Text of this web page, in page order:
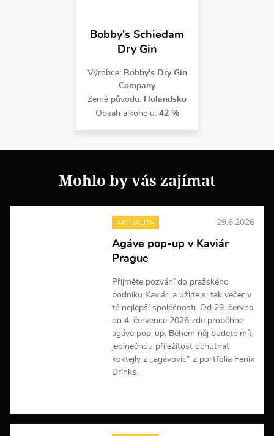
Bobby's Schiedam
Dry Gin
Výrobce: Bobby’s Dry Gin
Company
Země původu: Holandsko
Obsah alkoholu: 42 %
Mohlo by vás zajímat
AKTUALITA 29.6.2026
Agáve pop-up v Kaviár
Prague
Přijměte pozvání do pražského
podniku Kaviár, a užijte si tak večer v
té nejlepší společnosti. Od 29. června
do 4. července 2026 zde proběhne
agáve pop-up. Během něj budete mít
jedinečnou příležitost ochutnat
koktejly z „agávovic” z portfolia Fenix
Drinks.
e